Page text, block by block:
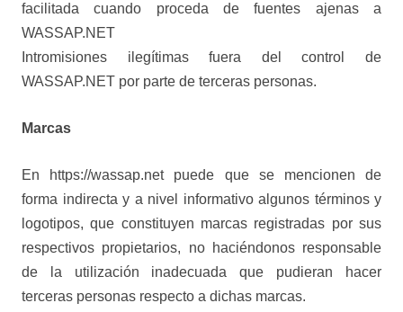
facilitada cuando proceda de fuentes ajenas a
WASSAP.NET
Intromisiones ilegítimas fuera del control de
WASSAP.NET por parte de terceras personas.
Marcas
En https://wassap.net puede que se mencionen de
forma indirecta y a nivel informativo algunos términos y
logotipos, que constituyen marcas registradas por sus
respectivos propietarios, no haciéndonos responsable
de la utilización inadecuada que pudieran hacer
terceras personas respecto a dichas marcas.